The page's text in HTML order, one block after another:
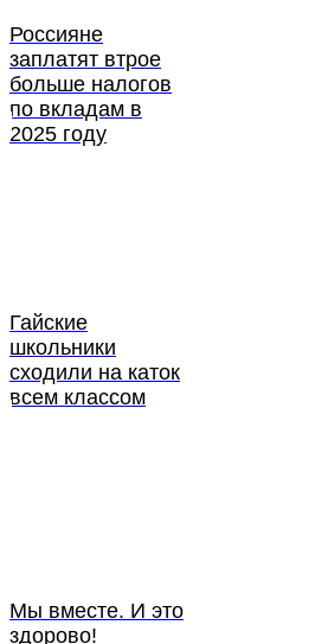
Россияне
заплатят втрое
больше налогов
по вкладам в
2025 году
Гайские
школьники
сходили на каток
всем классом
Мы вместе. И это
здорово!